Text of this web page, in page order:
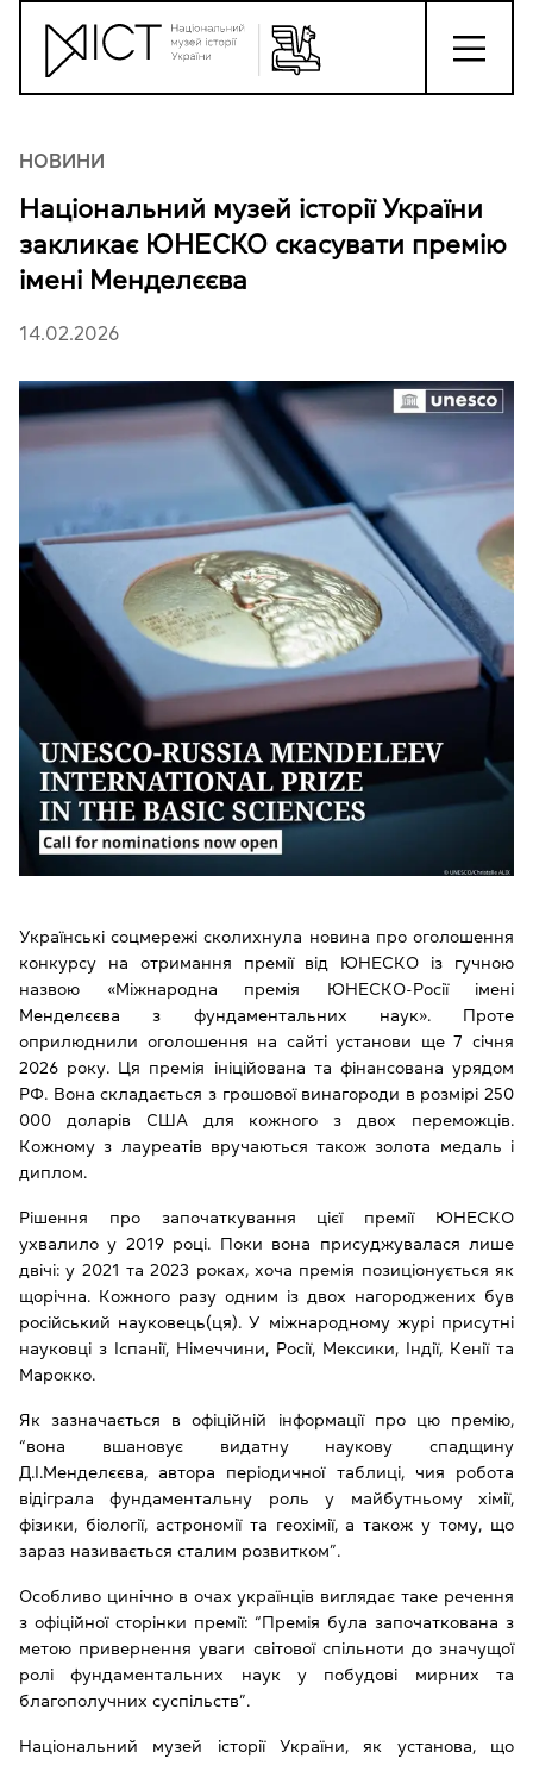
НОВИНИ
Національний музей історії України
закликає ЮНЕСКО скасувати премію
імені Менделєєва
14.02.2026
Українські соцмережі сколихнула новина про оголошення
конкурсу на отримання премії від ЮНЕСКО із гучною
назвою «Міжнародна премія ЮНЕСКО-Росії імені
Менделєєва з фундаментальних наук». Проте
оприлюднили оголошення на сайті установи ще 7 січня
2026 року. Ця премія ініційована та фінансована урядом
РФ. Вона складається з грошової винагороди в розмірі 250
000 доларів США для кожного з двох переможців.
Кожному з лауреатів вручаються також золота медаль і
диплом.
Рішення про започаткування цієї премії ЮНЕСКО
ухвалило у 2019 році. Поки вона присуджувалася лише
двічі: у 2021 та 2023 роках, хоча премія позиціонується як
щорічна. Кожного разу одним із двох нагороджених був
російський науковець(ця). У міжнародному журі присутні
науковці з Іспанії, Німеччини, Росії, Мексики, Індії, Кенії та
Марокко.
Як зазначається в офіційній інформації про цю премію,
“вона вшановує видатну наукову спадщину
Д.І.Менделєєва, автора періодичної таблиці, чия робота
відіграла фундаментальну роль у майбутньому хімії,
фізики, біології, астрономії та геохімії, а також у тому, що
зараз називається сталим розвитком”.
Особливо цинічно в очах українців виглядає таке речення
з офіційної сторінки премії: “Премія була започаткована з
метою привернення уваги світової спільноти до значущої
ролі фундаментальних наук у побудові мирних та
благополучних суспільств”.
Національний музей історії України, як установа, що